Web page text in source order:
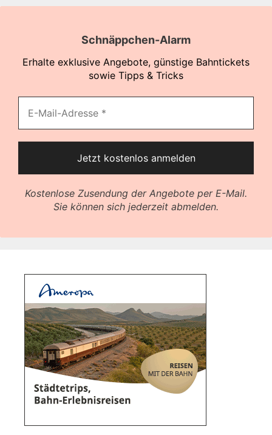
Schnäppchen-Alarm
Erhalte exklusive Angebote, günstige Bahntickets
sowie Tipps & Tricks
Kostenlose Zusendung der Angebote per E-Mail.
Sie können sich jederzeit abmelden.